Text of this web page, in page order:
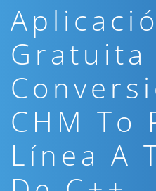
Gratuita
CHM To
Línea A